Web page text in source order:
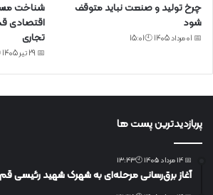
چرخ تولید و صنعت نباید متوقف
شود
📅 01 مرداد 1405 🕙15:01
شناخت
اقتصادی
تجاری
📅 29 تیر 1405 🕙21:21
پربازدیدترین پست ها
📅 14 مرداد 1405 🕙13:43
آغاز برق‌رسانی مرحله‌ای به شهرک شهید رئیسی قم